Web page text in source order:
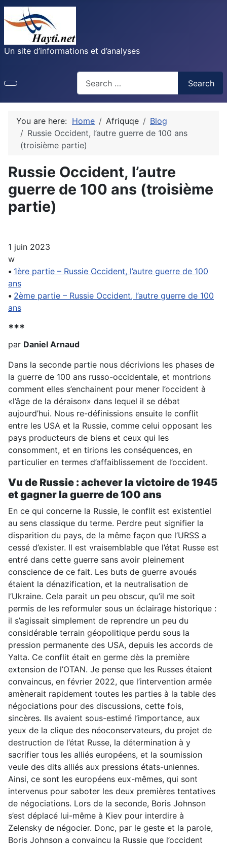
Un site d’informations et d’analyses
Search
You are here: Home Afriquqe
Blog
Russie Occident, l’autre guerre de 100 ans
(troisième partie)
Russie Occident, l’autre
guerre de 100 ans (troisième
partie)
1 juin 2023
w
• 1ère partie – Russie Occident, l’autre guerre de 100
ans
• 2ème partie – Russie Occident, l’autre guerre de 100
ans
***
par Daniel Arnaud
Dans la seconde partie nous décrivions les phases de
la guerre de 100 ans russo-occidentale, et montrions
comment elles s’enchainent pour mener l’occident à
«l’âge de la déraison» dans lequel il se débat
aujourd’hui. Nous re-définissions ensuite le conflit
entre les USA et la Russie, comme celui opposant les
pays producteurs de biens et ceux qui les
consomment, et en tirions les conséquences, en
particulier en termes d’affaiblissement de l’occident.
Vu de Russie : achever la victoire de 1945
et gagner la guerre de 100 ans
En ce qui concerne la Russie, le conflit est existentiel
au sens classique du terme. Perdre peut signifier la
disparition du pays, de la même façon que l’URSS a
cessé d’exister. Il est vraisemblable que l’état Russe est
entré dans cette guerre sans avoir pleinement
conscience de ce fait. Les buts de guerre avoués
étaient la dénazification, et la neutralisation de
l’Ukraine. Cela parait un peu obscur, qu’il me soit
permis de les reformuler sous un éclairage historique :
il s’agissait simplement de reprendre un peu du
considérable terrain géopolitique perdu sous la
pression permanente des USA, depuis les accords de
Yalta. Ce conflit était en germe dès la première
extension de l’OTAN. Je pense que les Russes étaient
convaincus, en février 2022, que l’intervention armée
amènerait rapidement toutes les parties à la table des
négociations pour des discussions, cette fois,
sincères. Ils avaient sous-estimé l’importance, aux
yeux de la clique des néoconservateurs, du projet de
destruction de l’état Russe, la détermination à y
sacrifier tous les alliés européens, et la soumission
veule des dits alliés aux pressions états-uniennes.
Ainsi, ce sont les européens eux-mêmes, qui sont
intervenus pour saboter les deux premières tentatives
de négociations. Lors de la seconde, Boris Johnson
s’est déplacé lui-même à Kiev pour interdire à
Zelensky de négocier. Donc, par le geste et la parole,
Boris Johnson a convaincu la Russie que l’occident